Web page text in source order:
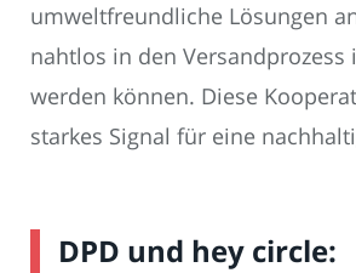
umweltfreundliche Lösungen
nahtlos in den Versandprozess
werden können. Diese
starkes Signal für eine
DPD und hey circle: